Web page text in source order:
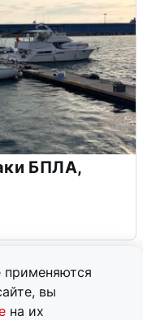
вы
на их
БПЛА,